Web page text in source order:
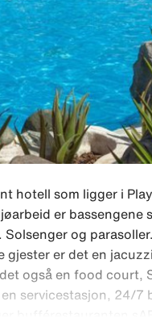
hotell som ligger i
er
og
er det en
også en food court,
servicestasjon, 24/